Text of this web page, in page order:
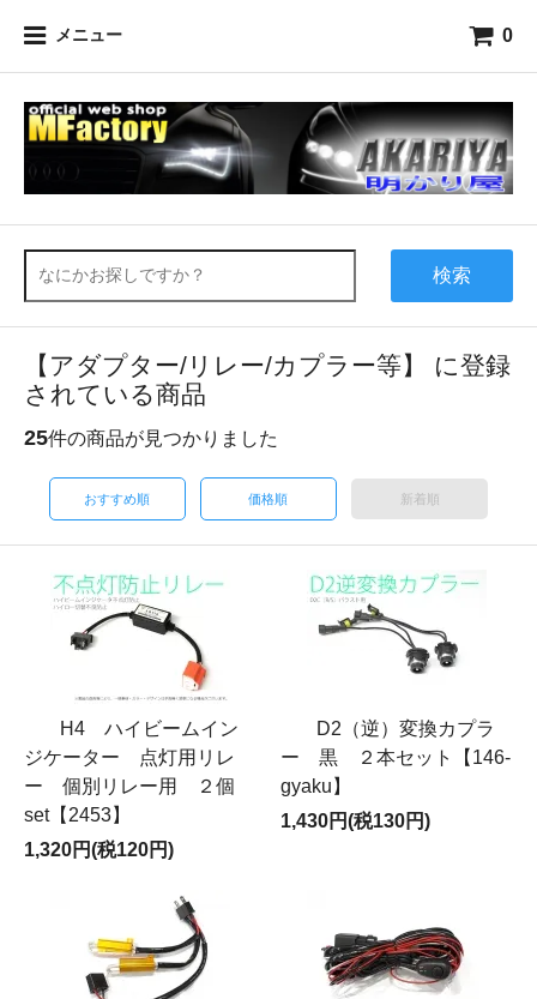
メニュー 0
検索
【アダプター/リレー/カプラー等】 に登録
されている商品
25件の商品が見つかりました
おすすめ順 価格順 新着順
H4 ハイビームイン
ジケーター 点灯用リレ
ー 個別リレー用 ２個
set【2453】
1,320円(税120円)
D2（逆）変換カプラ
ー 黒 ２本セット【146-
gyaku】
1,430円(税130円)